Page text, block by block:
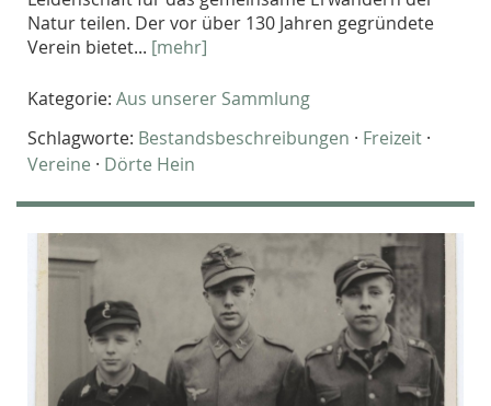
Natur teilen. Der vor über 130 Jahren gegründete
Verein bietet... [mehr]
Kategorie: Aus unserer Sammlung
Schlagworte: Bestandsbeschreibungen · Freizeit ·
Vereine · Dörte Hein